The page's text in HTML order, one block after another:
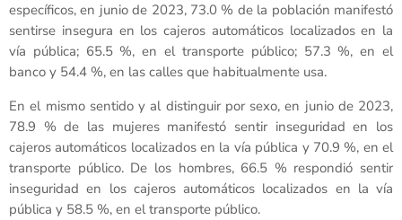
específicos, en junio de 2023, 73.0 % de la población manifestó
sentirse insegura en los cajeros automáticos localizados en la
vía pública; 65.5 %, en el transporte público; 57.3 %, en el
banco y 54.4 %, en las calles que habitualmente usa.
En el mismo sentido y al distinguir por sexo, en junio de 2023,
78.9 % de las mujeres manifestó sentir inseguridad en los
cajeros automáticos localizados en la vía pública y 70.9 %, en el
transporte público. De los hombres, 66.5 % respondió sentir
inseguridad en los cajeros automáticos localizados en la vía
pública y 58.5 %, en el transporte público.